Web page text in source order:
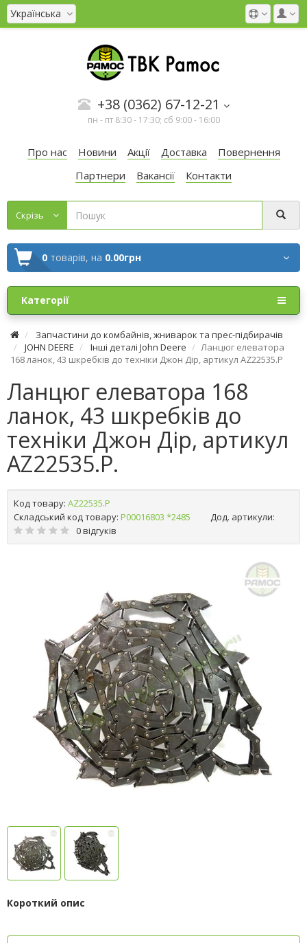
Українська
+38 (0362) 67-12-21
пн - пт 8:30 - 17:30; сб 9:00 - 16:00
Про нас Новини Акції Доставка
Повернення
Партнери
Вакансії Контакти
Cкрізь
0 товарів, на 0.00грн
Категорії
Запчастини до комбайнів, жниварок та прес-підбирачів
JOHN DEERE
Інші деталі John Deere
Ланцюг елеватора
168 ланок, 43 шкребків до техніки Джон Дір, артикул AZ22535.P
Ланцюг елеватора 168
ланок, 43 шкребків до
техніки Джон Дір, артикул
AZ22535.P.
Код товару: AZ22535.P
Складський код товару: Р00016803 *2485
Дод. артикули:
0 відгуків
Короткий опис